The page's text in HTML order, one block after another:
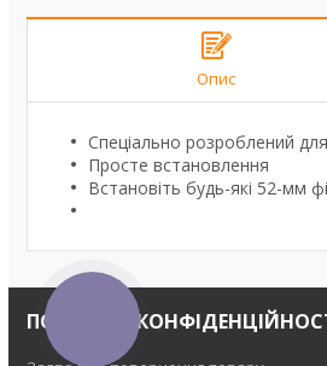
Опис
Спеціально розроблений
Просте встановлення
Встановіть будь-які 52-мм
ПОЛІТИКА